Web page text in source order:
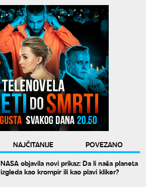
NAJČITANIJE
POVEZANO
NASA objavila novi prikaz: Da li naša planeta
izgleda kao krompir ili kao plavi kliker?